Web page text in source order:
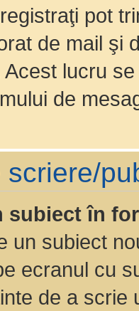
pot
de mail şi
lucru
de
scriere/
subiect în
un subiect
ecranul cu
de a scrie